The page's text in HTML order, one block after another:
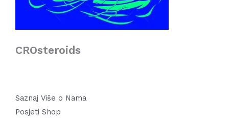
CROsteroids
Saznaj Više o Nama
Posjeti Shop